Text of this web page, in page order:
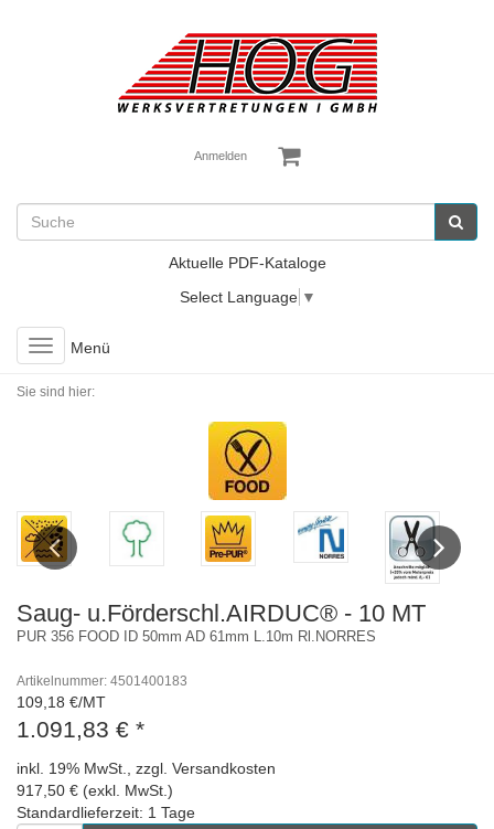
Anmelden
Aktuelle PDF-Kataloge
Select Language ▼
Toggle
navigation
Menü
Sie sind hier:
Next
Saug- u.Förderschl.AIRDUC® - 10 MT
PUR 356 FOOD ID 50mm AD 61mm L.10m Rl.NORRES
Artikelnummer: 4501400183
109,18 €/MT
1.091,83 € *
inkl. 19% MwSt., zzgl. Versandkosten
917,50 € (exkl. MwSt.)
Standardlieferzeit: 1 Tage